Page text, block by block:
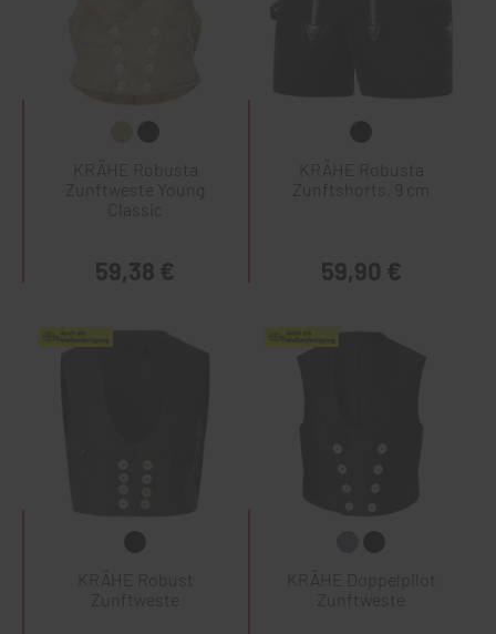
KRÄHE Robusta
Zunftweste Young
59,38 €
KRÄHE Robusta
Zunftshorts, 9 cm
59,90 €
KRÄHE Robust
Zunftweste
KRÄHE Doppelpilot
Zunftweste